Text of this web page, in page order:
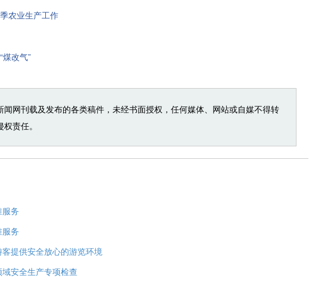
农业生产工作
改气”
网刊载及发布的各类稿件，未经书面授权，任何媒体、网站或自媒不得转
责任。
务
务
提供安全放心的游览环境
安全生产专项检查